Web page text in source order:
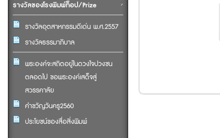
รางวัลของโรงพิมพ์ท็อป/Prize
รางวัลอุตสาหกรรมดีเด่น พ.ศ.2557
รางวัลธรรมาภิบาล
พระองค์จะสถิตอยู่ในดวงใจปวงชน
ตลอดไป ขอพระองค์เสด็จสู่
สวรรคาลัย
คำขวัญวันครู2560
ประโยชน์ของสื่อสิ่งพิมพ์